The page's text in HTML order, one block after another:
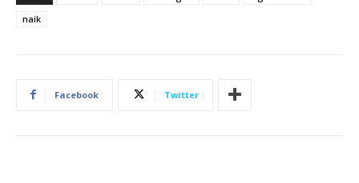
naik
Facebook Twitter